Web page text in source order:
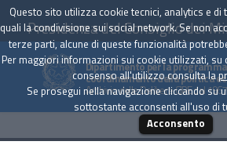
Presidenza del Consiglio dei
Dipartimento per la
coordinamento della politica
Archivio delle Delibere CIPE dal
Questo sito utilizza cookie tecnici, analytics e
quali la condivisione sui social network. Se non
terze parti, alcune di queste funzionalità
Per maggiori informazioni sui cookie utilizzati, su
consenso all'utilizzo consulta la
Se prosegui nella navigazione cliccando su
sottostante acconsenti all'uso di
Acconsento